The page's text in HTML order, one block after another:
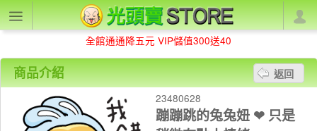
全館通通降五元 VIP儲值300送40
商品介紹
返回
23480628
蹦蹦跳的兔兔妞 ❤︎ 只是